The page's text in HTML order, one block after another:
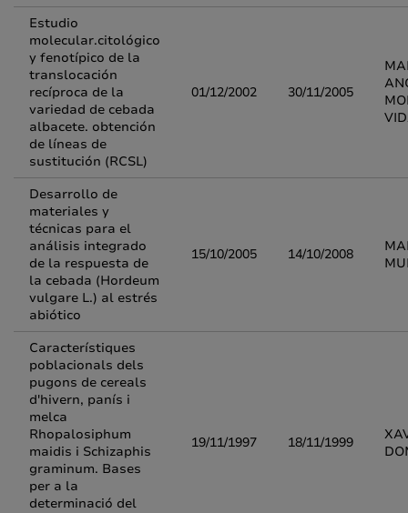
Estudio
molecular.citológico
y fenotípico de la
translocación
recíproca de la
variedad de cebada
albacete. obtención
de líneas de
sustitución (RCSL)
01/12/2002 30/11/2005
Desarrollo de
materiales y
técnicas para el
análisis integrado
de la respuesta de
la cebada (Hordeum
vulgare L.) al estrés
abiótico
15/10/2005 14/10/2008
Característiques
poblacionals dels
pugons de cereals
d'hivern, panís i
melca
Rhopalosiphum
maidis i Schizaphis
graminum. Bases
per a la
determinació del
19/11/1997 18/11/1999